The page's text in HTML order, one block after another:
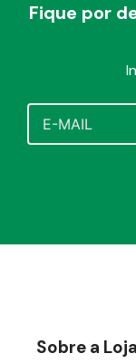
Fique por
Sobre a